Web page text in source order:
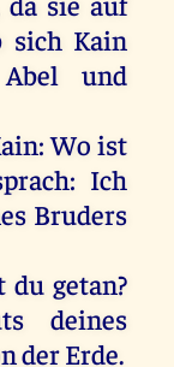
sich Kain
Abel und
:Wo ist
: Ich
Bruders
dugetan?
deines
derErde.